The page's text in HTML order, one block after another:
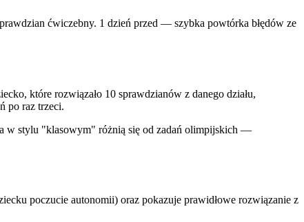
ćwiczebny. 1 dzień przed — szybka powtórka błędów ze
które rozwiązało 10 sprawdzianów z danego działu,
po raz trzeci.
w stylu "klasowym" różnią się od zadań olimpijskich —
poczucie autonomii) oraz pokazuje prawidłowe rozwiązanie z